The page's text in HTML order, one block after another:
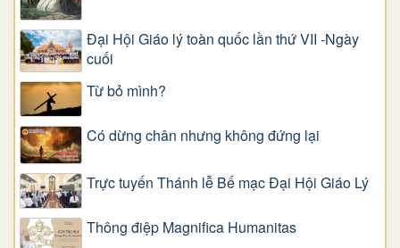
Đại Hội Giáo lý toàn quốc lần thứ VII -Ngày
cuối
Từ bỏ mình?
Có dừng chân nhưng không đứng lại
Trực tuyến Thánh lễ Bế mạc Đại Hội Giáo Lý
Thông điệp Magnifica Humanitas